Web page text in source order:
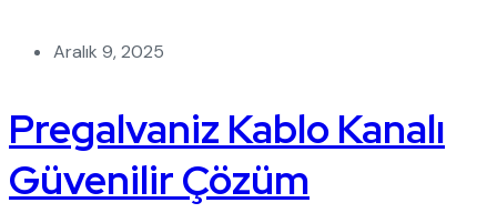
Aralık 9, 2025
Pregalvaniz Kablo Kanalı
Güvenilir Çözüm